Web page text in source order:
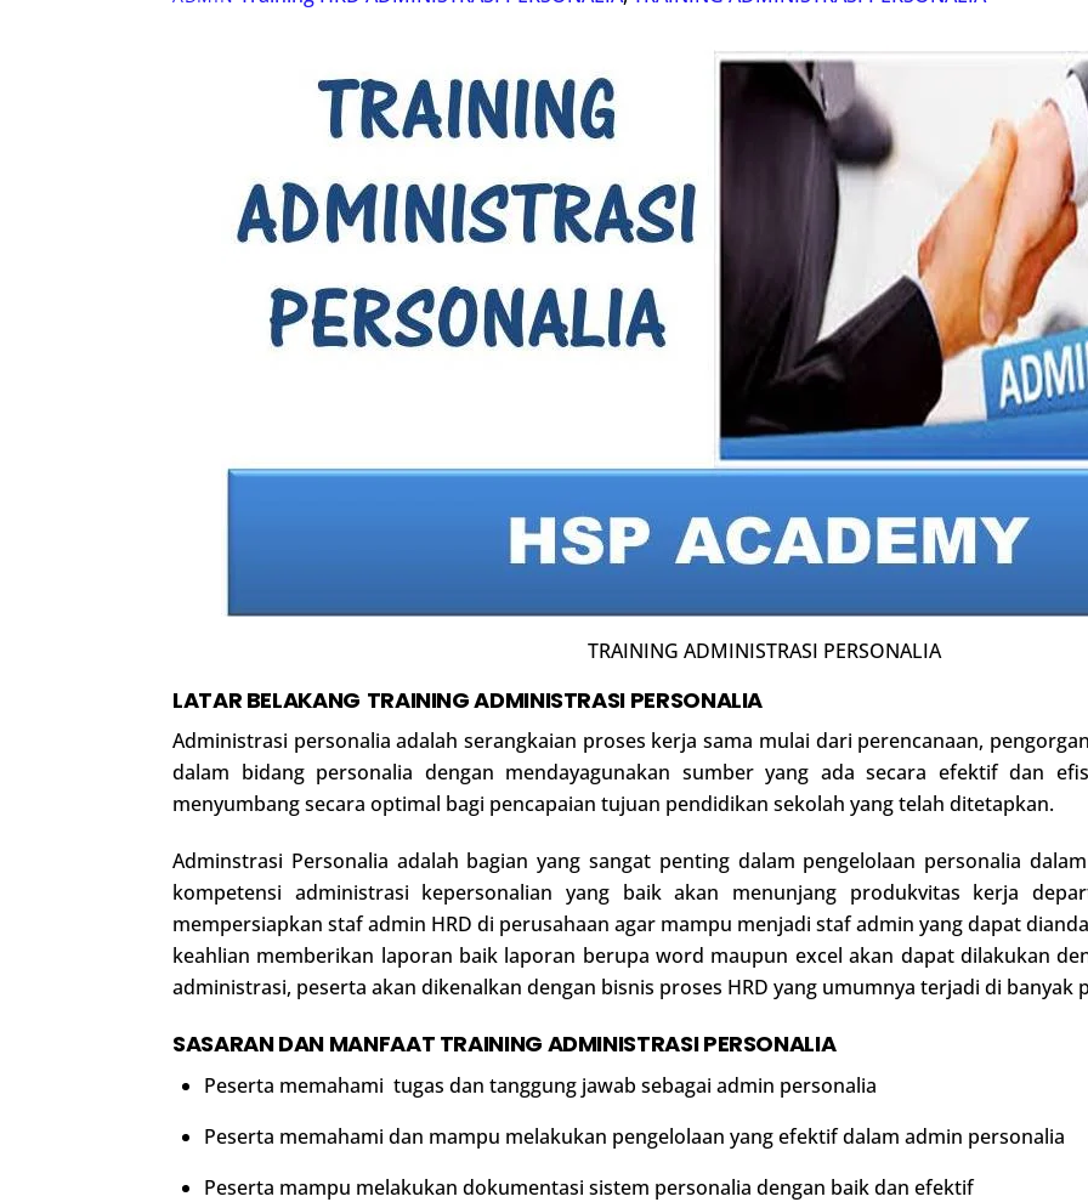
TRAINING ADMINISTRASI PERSONALIA
LATAR BELAKANG TRAININGADMINISTRASI PERSONALIA
Administrasi personalia adalah serangkaian proses kerja sama mulai dari perencanaan,
dalam bidang personalia dengan mendayagunakan sumber yang ada secara efektif dan
menyumbang secara optimal bagi pencapaian tujuan pendidikan sekolah yang telah ditetapkan.
Adminstrasi Personalia adalah bagian yang sangat penting dalam pengelolaan personalia
kompetensi administrasi kepersonalian yang baik akan menunjang produkvitas kerja
mempersiapkan staf admin HRD di perusahaan agar mampu menjadi staf admin yang dapat
keahlian memberikan laporan baik laporan berupa word maupun excel akan dapat dilakukan
administrasi, peserta akan dikenalkan dengan bisnis proses HRD yang umumnya terjadi di banyak
SASARAN DAN MANFAAT TRAINING ADMINISTRASI PERSONALIA
Peserta memahami tugas dan tanggung jawab sebagai admin personalia
Peserta memahami dan mampu melakukan pengelolaan yang efektif dalam admin personalia
Peserta mampu melakukan dokumentasi sistem personalia dengan baik dan efektif